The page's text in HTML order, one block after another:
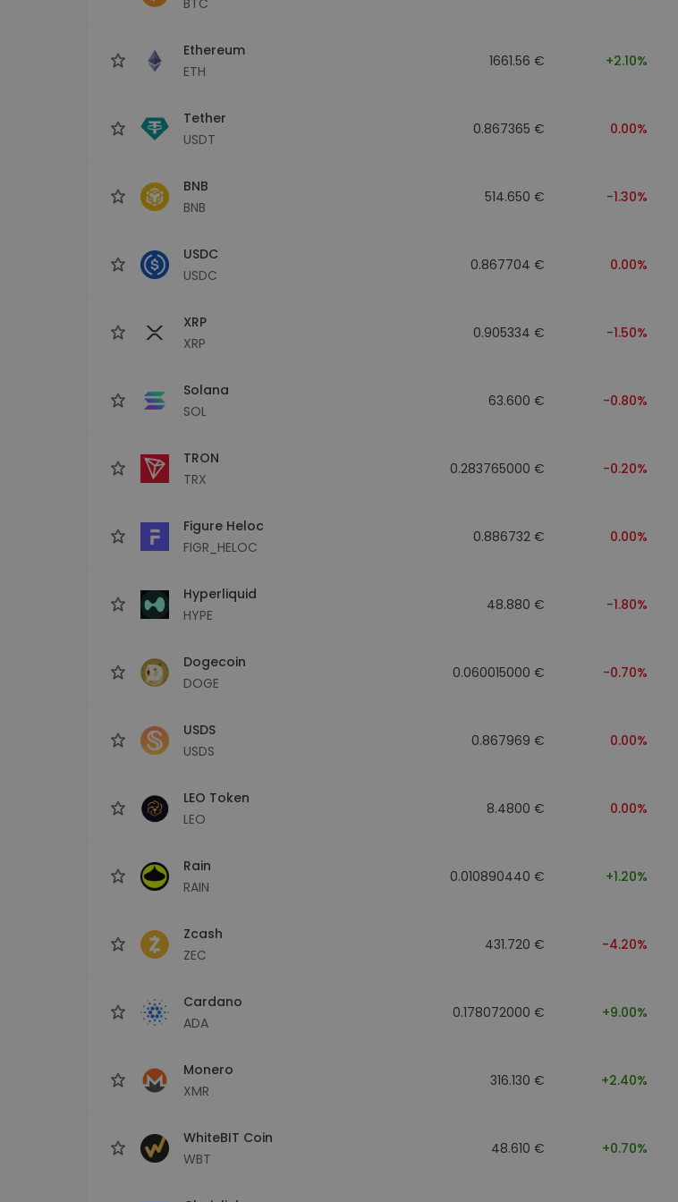
Ethereum
ETH
1661.56 € +2.10%
Tether
USDT
0.867365 € 0.00%
BNB
BNB
514.650 € -1.30%
USDC
USDC
0.867704 € 0.00%
XRP
XRP
0.905334 € -1.50%
Solana
SOL
63.600 € -0.80%
TRON
TRX
0.283765000 € -0.20%
Figure Heloc
FIGR_HELOC
0.886732 € 0.00%
Hyperliquid
HYPE
48.880 € -1.80%
Dogecoin
DOGE
0.060015000 € -0.70%
USDS
USDS
0.867969 € 0.00%
LEO Token
LEO
8.4800 € 0.00%
Rain
RAIN
0.010890440 € +1.20%
Zcash
ZEC
431.720 € -4.20%
Cardano
ADA
0.178072000 € +9.00%
Monero
XMR
316.130 € +2.40%
WhiteBIT Coin
WBT
48.610 € +0.70%